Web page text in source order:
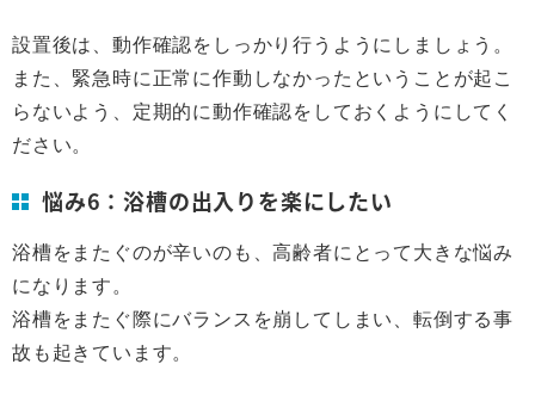
設置後は、動作確認をしっかり行うようにしましょう。
また、緊急時に正常に作動しなかったということが起こ
らないよう、定期的に動作確認をしておくようにしてく
ださい。
悩み6：浴槽の出入りを楽にしたい
浴槽をまたぐのが辛いのも、高齢者にとって大きな悩み
になります。
浴槽をまたぐ際にバランスを崩してしまい、転倒する事
故も起きています。